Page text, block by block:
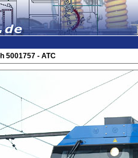
5001757 - ATC